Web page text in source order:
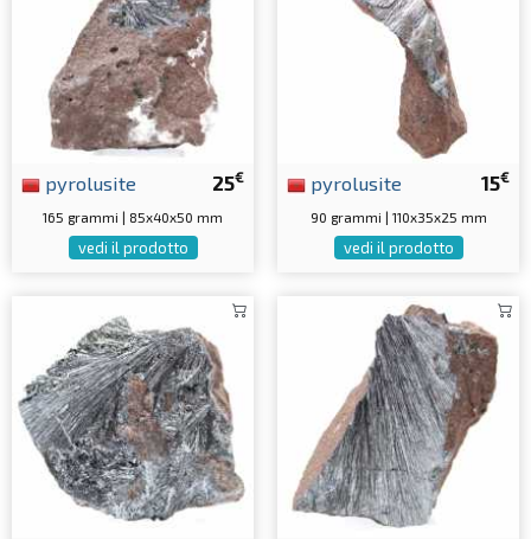
25€
pyrolusite
165 grammi | 85x40x50 mm
vedi il prodotto
15€
pyrolusite
90 grammi | 110x35x25 mm
vedi il prodotto